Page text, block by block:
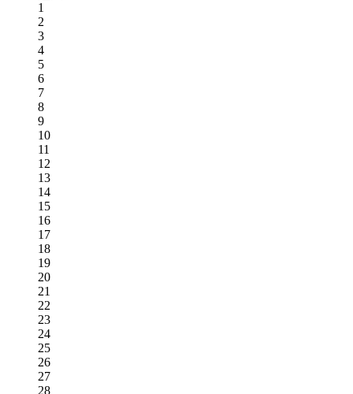
1
2
3
4
5
6
7
8
9
10
11
12
13
14
15
16
17
18
19
20
21
22
23
24
25
26
27
28